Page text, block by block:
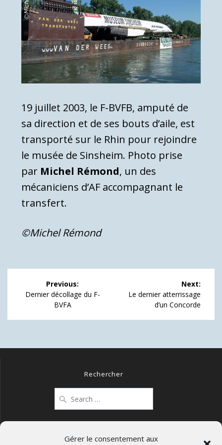
Gérer le consentement aux
19 juillet 2003, le F-BVFB, amputé de
sa direction et de ses bouts d’aile, est
transporté sur le Rhin pour rejoindre
le musée de Sinsheim. Photo prise
par Michel Rémond, un des
mécaniciens d’AF accompagnant le
transfert.
©Michel Rémond
Navigation
l’article
Previous:
Previous
Dernier décollage du F-
BVFA
Next:
Next
Le dernier atterrissage
d’un Concorde
Rechercher
for: